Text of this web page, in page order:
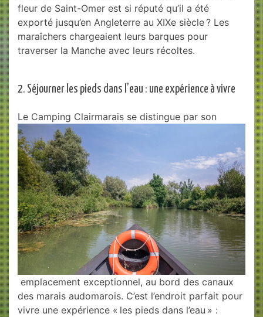
fleur de Saint-Omer est si réputé qu’il a été
exporté jusqu’en Angleterre au XIXe siècle ? Les
maraîchers chargeaient leurs barques pour
traverser la Manche avec leurs récoltes.
2. Séjourner les pieds dans l’eau : une expérience à vivre
Le Camping Clairmarais se distingue par son
emplacement exceptionnel, au bord des canaux
des marais audomarois. C’est l’endroit parfait pour
vivre une expérience « les pieds dans l’eau » :